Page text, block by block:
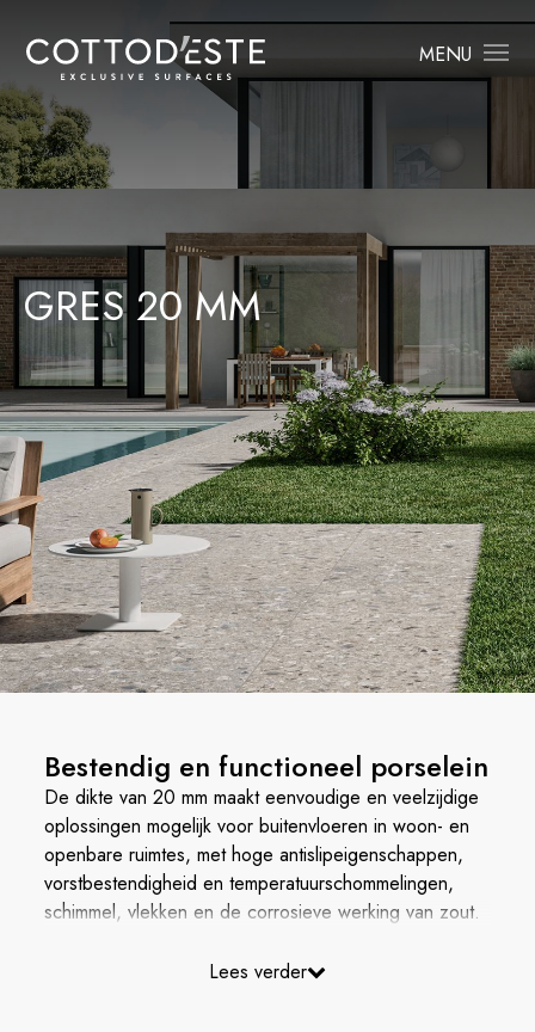
MENU
GRES 20 MM
Bestendig en functioneel porselein
De dikte van 20 mm maakt eenvoudige en veelzijdige
oplossingen mogelijk voor buitenvloeren in woon- en
openbare ruimtes, met hoge antislipeigenschappen,
vorstbestendigheid en temperatuurschommelingen,
schimmel, vlekken en de corrosieve werking van zout.
Lees verder